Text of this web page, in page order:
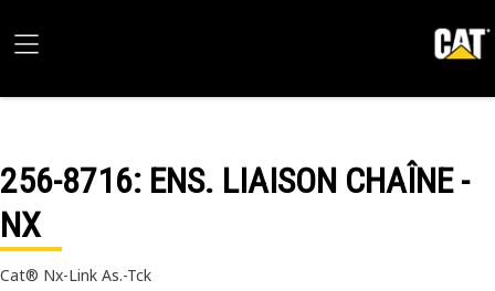
256-8716: ENS. LIAISON CHAÎNE -
NX
Cat® Nx-Link As.-Tck